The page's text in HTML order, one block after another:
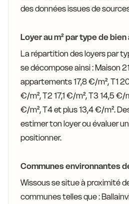
des données issues de
Loyer au m² par type de bien
La répartition des loyers par
se décompose ainsi : Maison
appartements 17,8 €/m², T1
€/m², T2 17,1 €/m², T3 14,5 €/
€/m², T4 et plus 13,4 €/m².
estimer ton loyer ou évaluer
positionner.
Communes environnantes
Wissous se situe à proximité
communes telles que :